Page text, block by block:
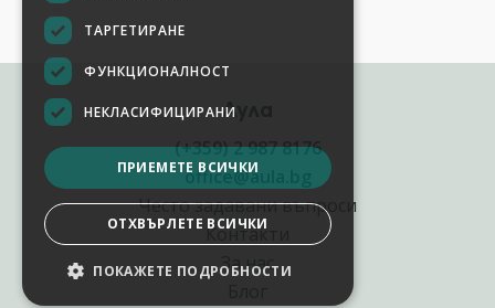
Аула
(+359) 2 987 8176
office@aula.bg
Често задавани въпроси
Контакти
За нас
ТАРГЕТИРАНЕ
ФУНКЦИОНАЛНОСТ
НЕКЛАСИФИЦИРАНИ
ПРИЕМЕТЕ ВСИЧКИ
ОТХВЪРЛЕТЕ ВСИЧКИ
ПОКАЖЕТЕ ПОДРОБНОСТИ